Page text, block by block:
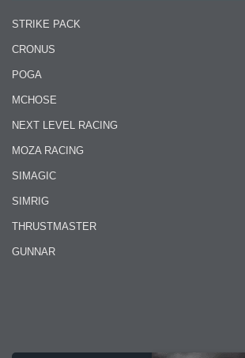
STRIKE PACK
CRONUS
POGA
MCHOSE
NEXT LEVEL RACING
MOZA RACING
SIMAGIC
SIMRIG
THRUSTMASTER
GUNNAR